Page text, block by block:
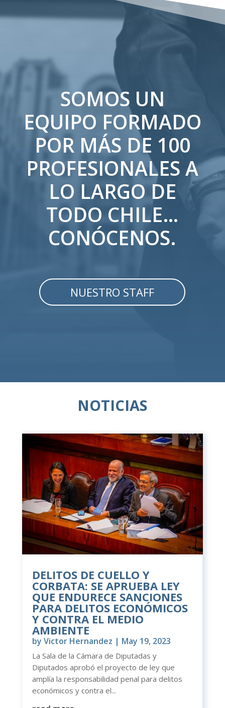
SOMOS UN
EQUIPO FORMADO
POR MÁS DE 100
PROFESIONALES A
LO LARGO DE
TODO CHILE…
CONÓCENOS.
NUESTRO STAFF
NOTICIAS
DELITOS DE CUELLO Y
CORBATA: SE APRUEBA LEY
QUE ENDURECE SANCIONES
PARA DELITOS ECONÓMICOS
Y CONTRA EL MEDIO
AMBIENTE
by Victor Hernandez | May 19, 2023
La Sala de la Cámara de Diputadas y
Diputados aprobó el proyecto de ley que
amplía la responsabilidad penal para delitos
económicos y contra el...